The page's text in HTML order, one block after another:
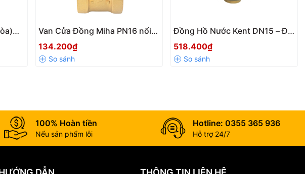
Van Cửa Đồng Miha PN16 nối
ren DN15-DN100
134.200₫
Đồng Hồ Nước Kent DN15 – Độ
Chính Xác Cao, Giá Tốt
518.400₫
100% Hoàn tiền
Nếu sản phẩm lỗi
Hotline: 0355 365 936
Hỗ trợ 24/7